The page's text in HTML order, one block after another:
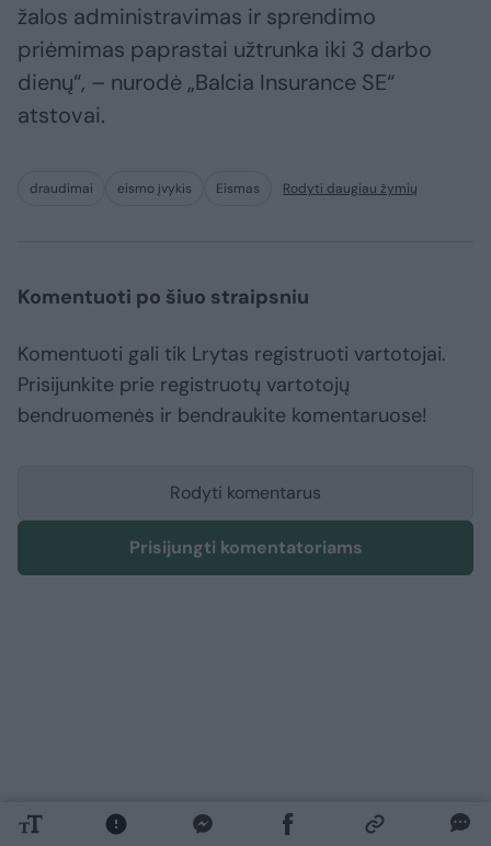
žalos administravimas ir sprendimo
priėmimas paprastai užtrunka iki 3 darbo
dienų“, – nurodė „Balcia Insurance SE“
atstovai.
draudimai eismo įvykis Eismas Rodyti daugiau žymių
Komentuoti po šiuo straipsniu
Komentuoti gali tik Lrytas registruoti vartotojai.
Prisijunkite prie registruotų vartotojų
bendruomenės ir bendraukite komentaruose!
Rodyti komentarus
Prisijungti komentatoriams